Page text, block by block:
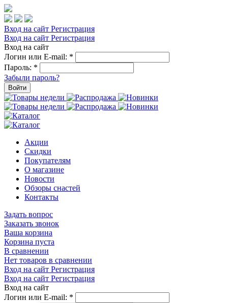
Вход на сайт Регистрация
Вход на сайт Регистрация
Вход на сайт
Логин или E-mail: *
Пароль: *
Забыли пароль?
Войти
Акции
Скидки
Покупателям
О магазине
Новости
Обзоры снастей
Контакты
Задать вопрос
Заказать звонок
Ваша корзина
Корзина пуста
В сравнении
Нет товаров в сравнении
Вход на сайт Регистрация
Вход на сайт Регистрация
Вход на сайт
Логин или E-mail: *